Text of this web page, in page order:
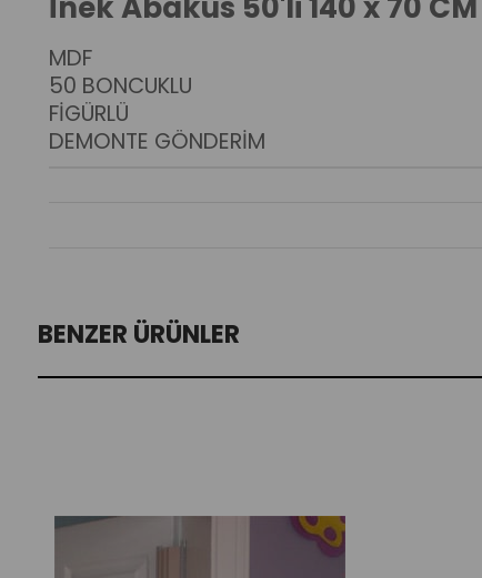
MDF
50 BONCUKLU
FİGÜRLÜ
DEMONTE GÖNDERİM
BENZER ÜRÜNLER